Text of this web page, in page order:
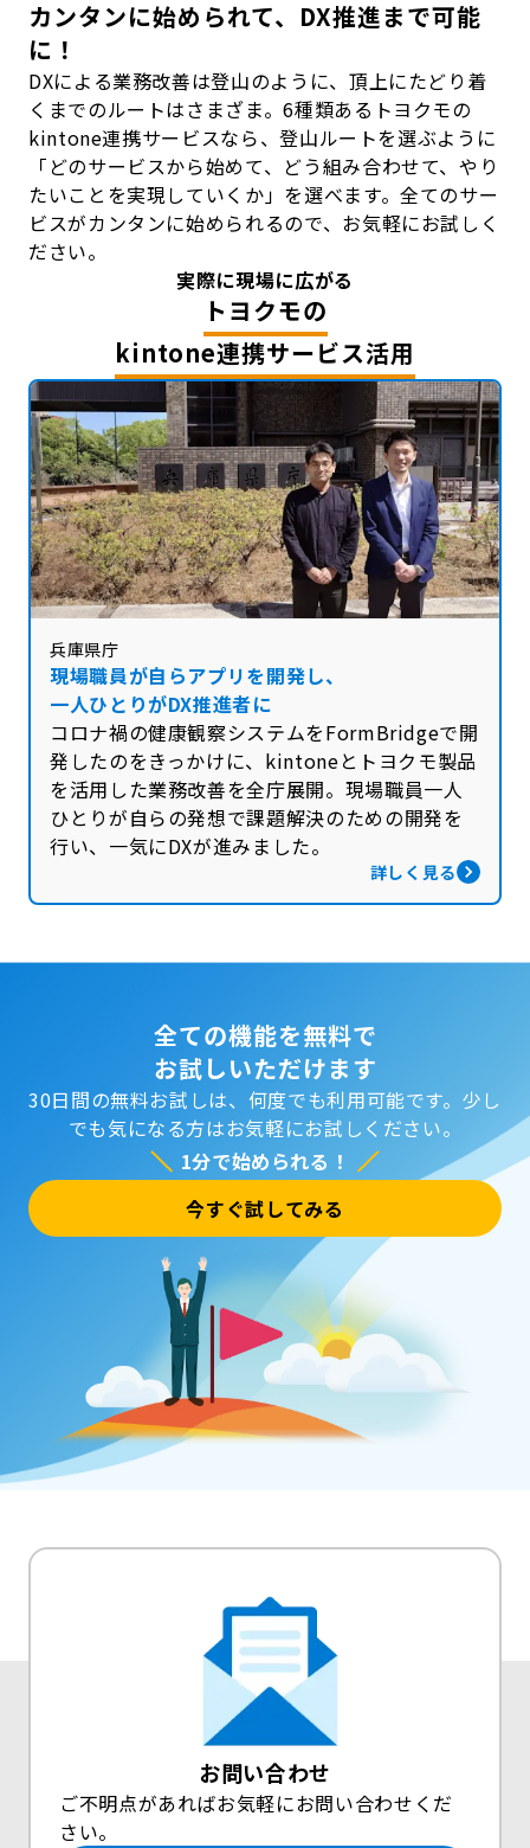
カンタンに始められて、DX推進まで可能
に！
DXによる業務改善は登山のように、頂上にたどり着
くまでのルートはさまざま。6種類あるトヨクモの
kintone連携サービスなら、登山ルートを選ぶように
「どのサービスから始めて、どう組み合わせて、やり
たいことを実現していくか」を選べます。全てのサー
ビスがカンタンに始められるので、お気軽にお試しく
ださい。
実際に現場に広がる
トヨクモの
kintone連携サービス活用
兵庫県庁
現場職員が自らアプリを開発し、
一人ひとりがDX推進者に
コロナ禍の健康観察システムをFormBridgeで開
発したのをきっかけに、kintoneとトヨクモ製品
を活用した業務改善を全庁展開。現場職員一人
ひとりが自らの発想で課題解決のための開発を
行い、一気にDXが進みました。
詳しく見る
全ての機能を無料で
お試しいただけます
30日間の無料お試しは、何度でも利用可能です。 少し
でも気になる方はお気軽にお試しください。
1分で始められる！
今すぐ試してみる
お問い合わせ
ご不明点があればお気軽にお問い合わせくだ
さい。